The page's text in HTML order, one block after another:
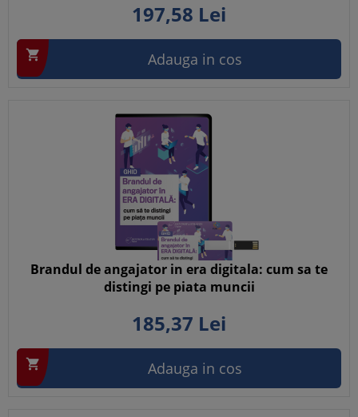
197,58 Lei
 Adauga in cos
Brandul de angajator in era digitala: cum sa te
distingi pe piata muncii
185,37 Lei
 Adauga in cos